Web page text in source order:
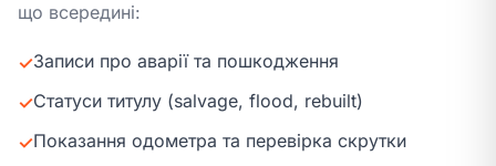
що всередині:
✓Записи про аварії та пошкодження
✓Статуси титулу (salvage, flood, rebuilt)
✓Показання одометра та перевірка скрутки